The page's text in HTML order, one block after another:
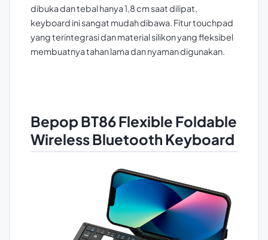
dibuka dan tebal hanya 1,8 cm saat dilipat,
keyboard ini sangat mudah dibawa. Fitur touchpad
yang terintegrasi dan material silikon yang fleksibel
membuatnya tahan lama dan nyaman digunakan.
Bepop BT86 Flexible Foldable
Wireless Bluetooth Keyboard